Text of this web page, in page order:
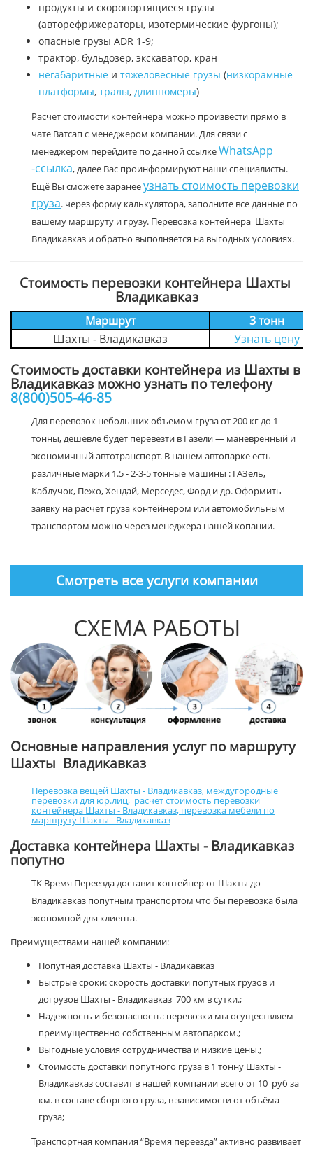
продукты и скоропортящиеся грузы
(авторефрижераторы, изотермические фургоны);
опасные грузы ADR 1-9;
трактор, бульдозер, экскаватор, кран
негабаритные и тяжеловесные грузы (низкорамные
платформы, тралы, длинномеры)
Расчет стоимости контейнера можно произвести прямо в
чате Ватсап с менеджером компании. Для связи с
менеджером перейдите по данной ссылкеWhatsApp
-ссылка, далее Вас проинформируют наши специалисты.
Ещё Вы сможете заранееузнать стоимость перевозки
груза. через форму калькулятора, заполните все данные по
вашему маршруту и грузу. Перевозка контейнера Шахты
Владикавказ и обратно выполняется на выгодных условиях.
Стоимость перевозки контейнера Шахты
Владикавказ
Маршрут
3 тонн
Шахты - Владикавказ
Узнать цену
Стоимость доставки контейнера из Шахты в
Владикавказ можно узнать по телефону
8(800)505-46-85
Для перевозок небольших объемом груза от 200 кг до 1
тонны, дешевле будет перевезти в Газели — маневренный и
экономичный автотранспорт. В нашем автопарке есть
различные марки 1.5 - 2-3-5 тонные машины : ГАЗель,
Каблучок, Пежо, Хендай, Мерседес, Форд и др. Оформить
заявку на расчет груза контейнером или автомобильным
транспортом можно через менеджера нашей копании.
Смотреть все услуги компании
СХЕМА РАБОТЫ
Основные направления услуг по маршруту
Шахты Владикавказ
Перевозка вещей Шахты - Владикавказ, междугородные
перевозки для юр.лиц, расчет стоимость перевозки
контейнера Шахты - Владикавказ, перевозка мебели по
маршруту Шахты - Владикавказ
Доставка контейнера Шахты - Владикавказ
попутно
ТК Время Переезда доставит контейнер от Шахты до
Владикавказ попутным транспортом что бы перевозка была
экономной для клиента.
Преимуществами нашей компании:
Попутная доставка Шахты - Владикавказ
Быстрые сроки: скорость доставки попутных грузов и
догрузов Шахты - Владикавказ 700 км в сутки.;
Надежность и безопасность: перевозки мы осуществляем
преимущественно собственным автопарком.;
Выгодные условия сотрудничества и низкие цены.;
Стоимость доставки попутного груза в 1 тонну Шахты -
Владикавказ составит в нашей компании всего от 10 руб за
км. в составе сборного груза, в зависимости от объёма
груза;
Транспортная компания “Время переезда” активно развивает